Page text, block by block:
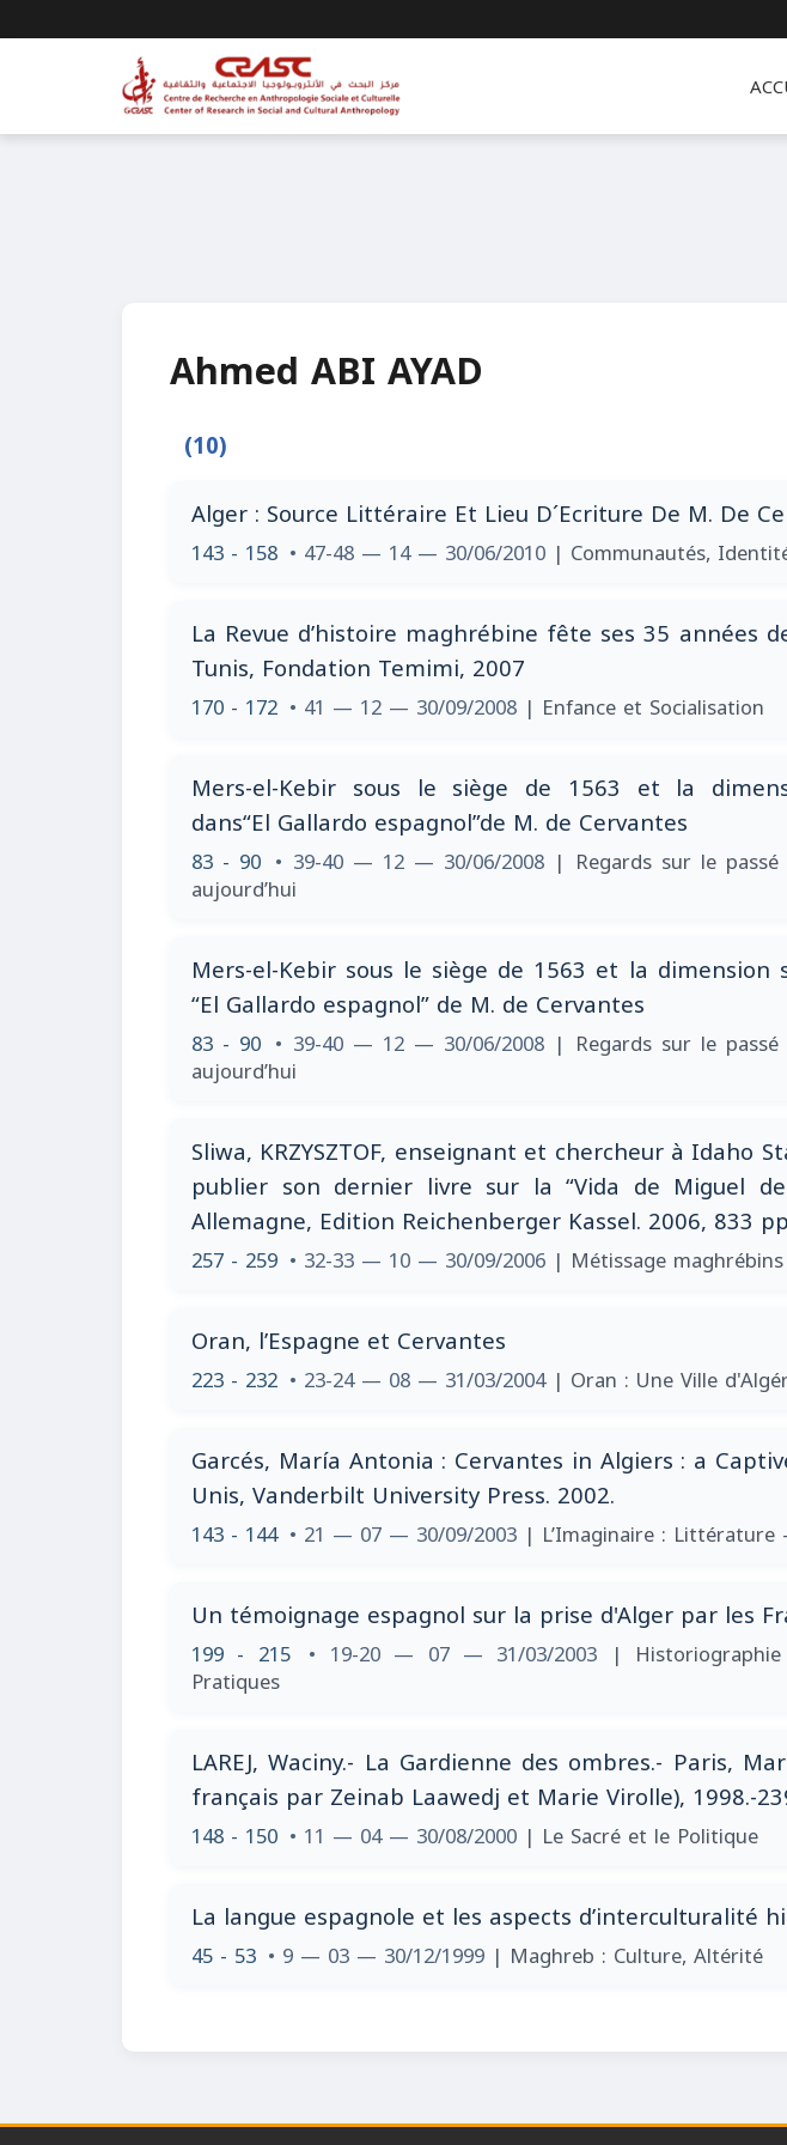
Ahmed ABI AYAD
(10)
Alger : Source Littéraire Et Lieu D´Ecriture De M. De
143 - 158 • 47-48 — 14 — 30/06/2010 | Communautés,
La Revue d’histoire maghrébine fête ses 35 années
Tunis, Fondation Temimi, 2007
170 - 172 • 41 — 12 — 30/09/2008 | Enfance et Socialisation
Mers-el-Kebir sous le siège de 1563 et la
dans“El Gallardo espagnol”de M. de Cervantes
83 - 90 • 39-40 — 12 — 30/06/2008 | Regards sur le
aujourd’hui
Mers-el-Kebir sous le siège de 1563 et la dimension
“El Gallardo espagnol” de M. de Cervantes
83 - 90 • 39-40 — 12 — 30/06/2008 | Regards sur le
aujourd’hui
Sliwa, KRZYSZTOF, enseignant et chercheur à Idaho
publier son dernier livre sur la “Vida de Miguel de
Allemagne, Edition Reichenberger Kassel. 2006, 833
257 - 259 • 32-33 — 10 — 30/09/2006 | Métissage maghrébins
Oran, l’Espagne et Cervantes
223 - 232 • 23-24 — 08 — 31/03/2004 | Oran : Une Ville
Garcés, María Antonia : Cervantes in Algiers : a
Unis, Vanderbilt University Press. 2002.
143 - 144 • 21 — 07 — 30/09/2003 | L’Imaginaire :
Un témoignage espagnol sur la prise d'Alger par les
199 - 215 • 19-20 — 07 — 31/03/2003 |
Pratiques
LAREJ, Waciny.- La Gardienne des ombres.- Paris,
français par Zeinab Laawedj et Marie Virolle), 1998.-
148 - 150 • 11 — 04 — 30/08/2000 | Le Sacré et le Politique
La langue espagnole et les aspects d’interculturalité
45 - 53 • 9 — 03 — 30/12/1999 | Maghreb : Culture, Altérité